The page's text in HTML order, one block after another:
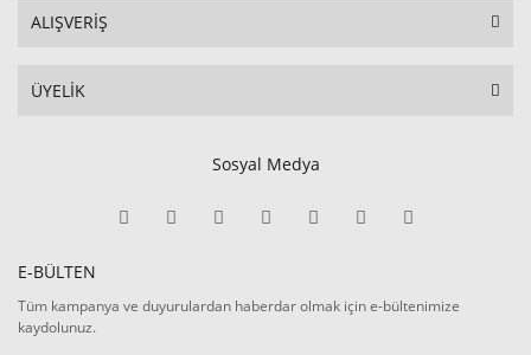
ALIŞVERİŞ
ÜYELİK
Sosyal Medya
E-BÜLTEN
Tüm kampanya ve duyurulardan haberdar olmak için e-bültenimize
kaydolunuz.